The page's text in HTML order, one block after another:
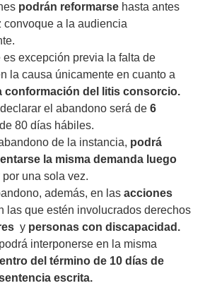
podrán reformarse hasta antes
convoque a la audiencia
es excepción previa la falta de
la causa únicamente en cuanto a
conformación del litis consorcio.
el abandono será de 6
80 días hábiles.
de la instancia, podrá
la misma demanda luego
por una sola vez.
además, en las acciones
las que estén involucrados derechos
y personas con discapacidad.
interponerse en la misma
del término de 10 días de
escrita.